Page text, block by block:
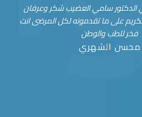
الدكتور سامي العضيب شكر وعرفان
على ما تقدمونه لكل المرضى انت
فخر للطب والوطن
محسن الشهري